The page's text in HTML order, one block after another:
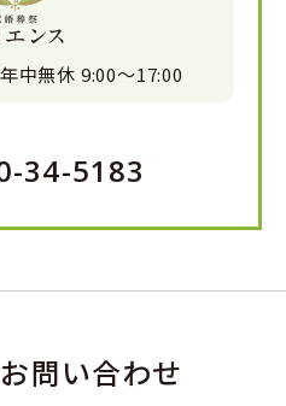
年中無休 9:00〜17:00
34-5183
問い合わせ